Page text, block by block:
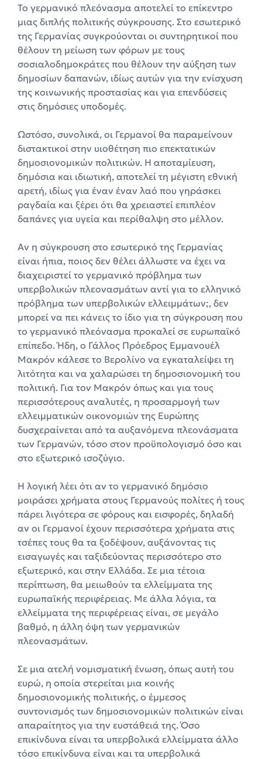
Το γερμανικό πλεόνασμα αποτελεί το επίκεντρο
μιας διπλής πολιτικής σύγκρουσης. Στο εσωτερικό
της Γερμανίας συγκρούονται οι συντηρητικοί που
θέλουν τη μείωση των φόρων με τους
σοσιαλοδημοκράτες που θέλουν την αύξηση των
δημοσίων δαπανών, ιδίως αυτών για την ενίσχυση
της κοινωνικής προστασίας και για επενδύσεις
στις δημόσιες υποδομές.
Ωστόσο, συνολικά, οι Γερμανοί θα παραμείνουν
διστακτικοί στην υιοθέτηση πιο επεκτατικών
δημοσιονομικών πολιτικών. Η αποταμίευση,
δημόσια και ιδιωτική, αποτελεί τη μέγιστη εθνική
αρετή, ιδίως για έναν έναν λαό που γηράσκει
ραγδαία και ξέρει ότι θα χρειαστεί επιπλέον
δαπάνες για υγεία και περίθαλψη στο μέλλον.
Αν η σύγκρουση στο εσωτερικό της Γερμανίας
είναι ήπια, ποιος δεν θέλει άλλωστε να έχει να
διαχειριστεί το γερμανικό πρόβλημα των
υπερβολικών πλεονασμάτων αντί για το ελληνικό
πρόβλημα των υπερβολικών ελλειμμάτων;, δεν
μπορεί να πει κάνεις το ίδιο για τη σύγκρουση που
το γερμανικό πλεόνασμα προκαλεί σε ευρωπαϊκό
επίπεδο. Ήδη, ο Γάλλος Πρόεδρος Εμμανουέλ
Μακρόν κάλεσε το Βερολίνο να εγκαταλείψει τη
λιτότητα και να χαλαρώσει τη δημοσιονομική του
πολιτική. Για τον Μακρόν όπως και για τους
περισσότερους αναλυτές, η προσαρμογή των
ελλειμματικών οικονομιών της Ευρώπης
δυσχεραίνεται από τα αυξανόμενα πλεονάσματα
των Γερμανών, τόσο στον προϋπολογισμό όσο και
στο εξωτερικό ισοζύγιο.
Η λογική λέει ότι αν το γερμανικό δημόσιο
μοιράσει χρήματα στους Γερμανούς πολίτες ή τους
πάρει λιγότερα σε φόρους και εισφορές, δηλαδή
αν οι Γερμανοί έχουν περισσότερα χρήματα στις
τσέπες τους θα τα ξοδέψουν, αυξάνοντας τις
εισαγωγές και ταξιδεύοντας περισσότερο στο
εξωτερικό, και στην Ελλάδα. Σε μια τέτοια
περίπτωση, θα μειωθούν τα ελλείμματα της
ευρωπαϊκής περιφέρειας. Με άλλα λόγια, τα
ελλείμματα της περιφέρειας είναι, σε μεγάλο
βαθμό, η άλλη όψη των γερμανικών
πλεονασμάτων.
Σε μια ατελή νομισματική ένωση, όπως αυτή του
ευρώ, η οποία στερείται μια κοινής
δημοσιονομικής πολιτικής, ο έμμεσος
συντονισμός των δημοσιονομικών πολιτικών είναι
απαραίτητος για την ευστάθειά της. Όσο
επικίνδυνα είναι τα υπερβολικά ελλείμματα άλλο
τόσο επικίνδυνα είναι και τα υπερβολικά